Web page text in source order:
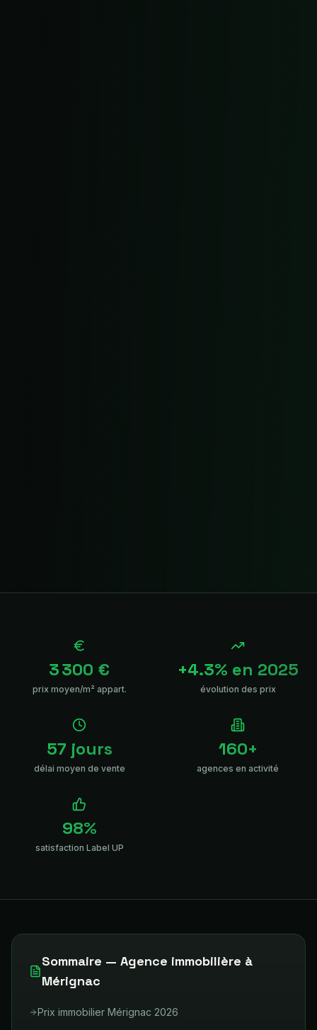
3 300 €
prix moyen/m² appart.
+4.3% en 2025
évolution des prix
57 jours
délai moyen de vente
160+
agences en activité
98%
satisfaction Label UP
Sommaire — Agence immobilière à
Mérignac
Prix immobilier Mérignac 2026